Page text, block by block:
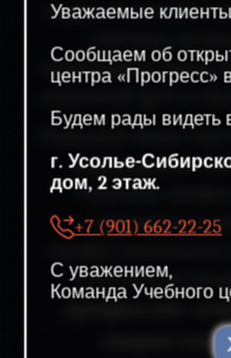
Уважаемые
Сообщаем об
центра «Прогресс»
Будем рады видеть
г. Усолье-
дом, 2 этаж.
+7 (901) 662-22-25
С уважением,
Команда Учебного
сварки. В данном
плавящимся
Федерации № 208
Перечень
служащих, по
25.04.2019),
профессия
сварки